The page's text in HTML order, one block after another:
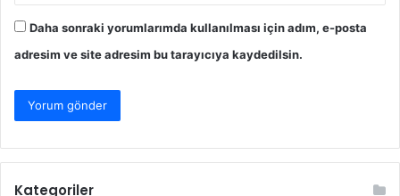
Daha sonraki yorumlarımda kullanılması için adım, e-posta
adresim ve site adresim bu tarayıcıya kaydedilsin.
Kategoriler